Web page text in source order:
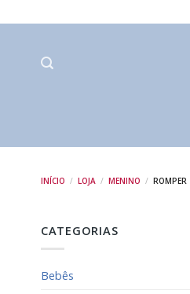
to
INÍCIO / LOJA / MENINO / ROMPER
CATEGORIAS
Bebês